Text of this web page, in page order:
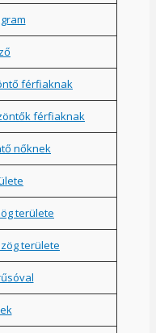
férfiaknak
férfiaknak
nőknek
területe
területe